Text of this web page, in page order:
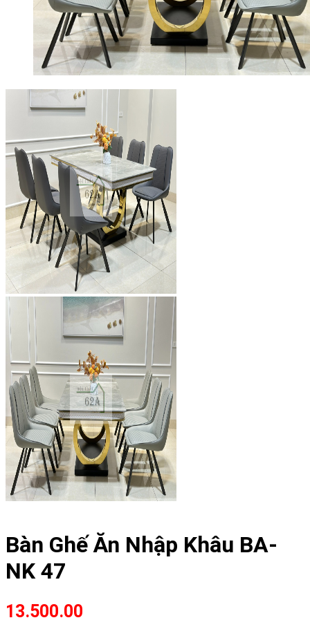
Bàn Ghế Ăn Nhập Khâu BA-
NK 47
13.500.00